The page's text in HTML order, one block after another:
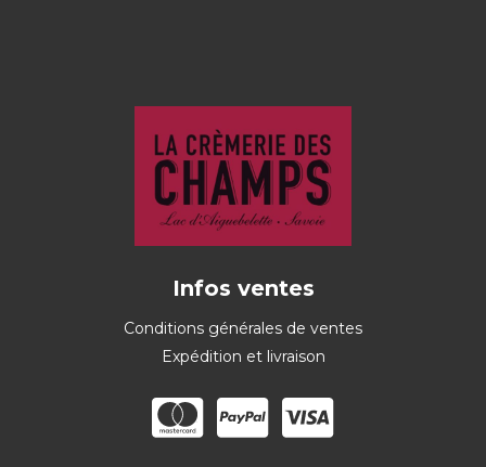
Infos ventes
Conditions générales de ventes
Expédition et livraison